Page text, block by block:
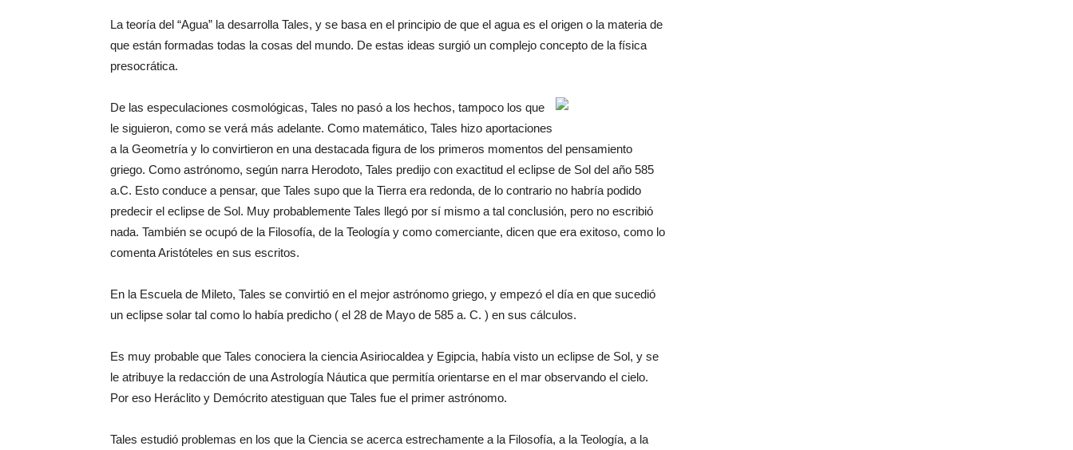
La teoría del “Agua” la desarrolla Tales, y se basa en el principio de que el agua es el origen o la materia de
que están formadas todas la cosas del mundo. De estas ideas surgió un complejo concepto de la física
presocrática.
De las especulaciones cosmológicas, Tales no pasó a los hechos, tampoco los que
le siguieron, como se verá más adelante. Como matemático, Tales hizo aportaciones
a la Geometría y lo convirtieron en una destacada figura de los primeros momentos del pensamiento
griego. Como astrónomo, según narra Herodoto, Tales predijo con exactitud el eclipse de Sol del año 585
a.C. Esto conduce a pensar, que Tales supo que la Tierra era redonda, de lo contrario no habría podido
predecir el eclipse de Sol. Muy probablemente Tales llegó por sí mismo a tal conclusión, pero no escribió
nada. También se ocupó de la Filosofía, de la Teología y como comerciante, dicen que era exitoso, como lo
comenta Aristóteles en sus escritos.
En la Escuela de Mileto, Tales se convirtió en el mejor astrónomo griego, y empezó el día en que sucedió
un eclipse solar tal como lo había predicho ( el 28 de Mayo de 585 a. C. ) en sus cálculos.
Es muy probable que Tales conociera la ciencia Asiriocaldea y Egipcia, había visto un eclipse de Sol, y se
le atribuye la redacción de una Astrología Náutica que permitía orientarse en el mar observando el cielo.
Por eso Heráclito y Demócrito atestiguan que Tales fue el primer astrónomo.
Tales estudió problemas en los que la Ciencia se acerca estrechamente a la Filosofía, a la Teología, a la